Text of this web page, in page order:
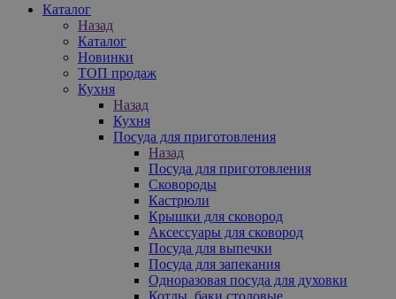
Каталог
Назад
Каталог
Новинки
ТОП продаж
Кухня
Назад
Кухня
Посуда для приготовления
Назад
Посуда для приготовления
Сковороды
Кастрюли
Крышки для сковород
Аксессуары для сковород
Посуда для выпечки
Посуда для запекания
Одноразовая посуда для духовки
Котлы, баки столовые